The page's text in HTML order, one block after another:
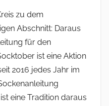
zu dem
Abschnitt: Daraus
für den
ist eine Aktion
2016 jedes Jahr im
eine Tradition daraus